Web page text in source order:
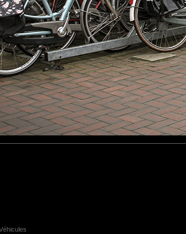
08/2025
Photo prise à La Haye, aux Pays-Bas, un pays où on dirait
un commentaire
Nom
E-mail
Site